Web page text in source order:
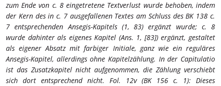
zum Ende von c. 8 eingetretene Textverlust wurde behoben, indem
der Kern des in c. 7 ausgefallenen Textes am Schluss des BK 138 c.
7 entsprechenden Ansegis-Kapitels (1, 83) ergänzt wurde; c. 8
wurde dahinter als eigenes Kapitel (Ans. 1, [83]) ergänzt, gestaltet
als eigener Absatz mit farbiger Initiale, ganz wie ein reguläres
Ansegis-Kapitel, allerdings ohne Kapitelzählung. In der Capitulatio
ist das Zusatzkapitel nicht aufgenommen, die Zählung verschiebt
sich dort entsprechend nicht. Fol. 12v (BK 156 c. 1): Dieses